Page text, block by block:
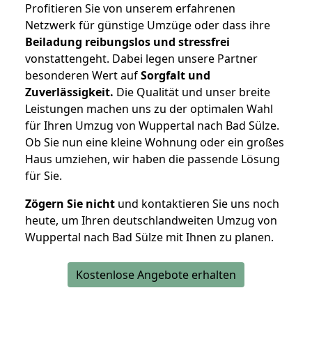
Profitieren Sie von unserem erfahrenen
Netzwerk für günstige Umzüge oder dass ihre
Beiladung reibungslos und stressfrei
vonstattengeht. Dabei legen unsere Partner
besonderen Wert aufSorgfalt und
Zuverlässigkeit. Die Qualität und unser breite
Leistungen machen uns zu der optimalen Wahl
für Ihren Umzug von Wuppertal nach Bad Sülze.
Ob Sie nun eine kleine Wohnung oder ein großes
Haus umziehen, wir haben die passende Lösung
für Sie.
Zögern Sie nicht und kontaktieren Sie uns noch
heute, um Ihren deutschlandweiten Umzug von
Wuppertal nach Bad Sülze mit Ihnen zu planen.
Kostenlose Angebote erhalten